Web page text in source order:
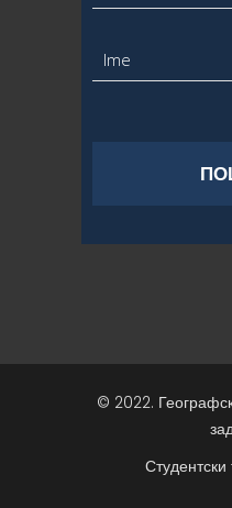
© 2022.
Студентски